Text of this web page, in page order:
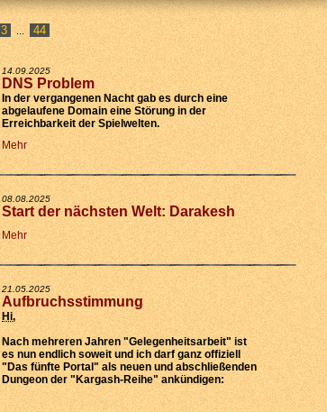
3 ... 44
14.09.2025
DNS Problem
In der vergangenen Nacht gab es durch eine
abgelaufene Domain eine Störung in der
Erreichbarkeit der Spielwelten.
Mehr
08.08.2025
Start der nächsten Welt: Darakesh
Mehr
21.05.2025
Aufbruchsstimmung
Hi,
Nach mehreren Jahren "Gelegenheitsarbeit" ist
es nun endlich soweit und ich darf ganz offiziell
"Das fünfte Portal" als neuen und abschließenden
Dungeon der "Kargash-Reihe" ankündigen: